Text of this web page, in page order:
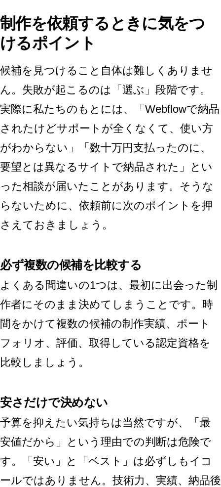
制作を依頼するときに気をつ
けるポイント
候補を見つけること自体は難しくありませ
ん。失敗が起こるのは「選ぶ」段階です。
実際に私たちのもとには、「Webflowで納品
されたけどサポートが全くなくて、使い方
がわからない」「数十万円支払ったのに、
要望とは異なるサイトで納品された」とい
った相談が届いたことがあります。そうな
らないために、依頼前に次のポイントを押
さえておきましょう。
必ず複数の候補を比較する
よくある間違いの1つは、最初に出会った制
作者にそのまま決めてしまうことです。時
間をかけて複数の候補の制作実績、ポート
フォリオ、評価、取得している認定資格を
比較しましょう。
安さだけで決めない
予算を抑えたい気持ちは当然ですが、「最
安値だから」という理由での判断は危険で
す。「安い」と「ベスト」は必ずしもイコ
ールではありません。技術力、実績、納品後